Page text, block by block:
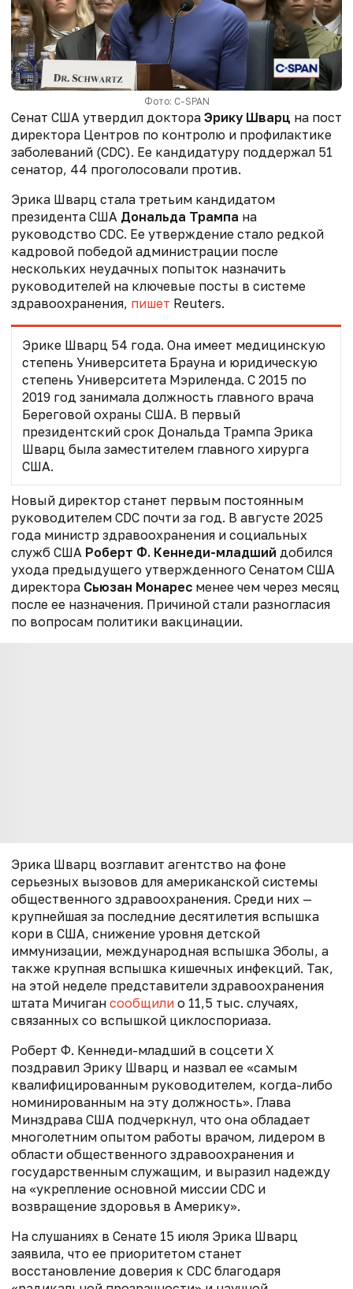
Фото: C-SPAN
Сенат США утвердил доктора Эрику Шварц на пост
директора Центров по контролю и профилактике
заболеваний (CDC). Ее кандидатуру поддержал 51
сенатор, 44 проголосовали против.
Эрика Шварц стала третьим кандидатом
президента США Дональда Трампа на
руководство CDC. Ее утверждение стало редкой
кадровой победой администрации после
нескольких неудачных попыток назначить
руководителей на ключевые посты в системе
здравоохранения, пишет Reuters.
Эрике Шварц 54 года. Она имеет медицинскую
степень Университета Брауна и юридическую
степень Университета Мэриленда. С 2015 по
2019 год занимала должность главного врача
Береговой охраны США. В первый
президентский срок Дональда Трампа Эрика
Шварц была заместителем главного хирурга
США.
Новый директор станет первым постоянным
руководителем CDC почти за год. В августе 2025
года министр здравоохранения и социальных
служб США Роберт Ф. Кеннеди-младший добился
ухода предыдущего утвержденного Сенатом США
директора Сьюзан Монарес менее чем через месяц
после ее назначения. Причиной стали разногласия
по вопросам политики вакцинации.
Эрика Шварц возглавит агентство на фоне
серьезных вызовов для американской системы
общественного здравоохранения. Среди них —
крупнейшая за последние десятилетия вспышка
кори в США, снижение уровня детской
иммунизации, международная вспышка Эболы, а
также крупная вспышка кишечных инфекций. Так,
на этой неделе представители здравоохранения
штата Мичиган сообщили о 11,5 тыс. случаях,
связанных со вспышкой циклоспориаза.
Роберт Ф. Кеннеди-младший в соцсети Х
поздравил Эрику Шварц и назвал ее «самым
квалифицированным руководителем, когда-либо
номинированным на эту должность». Глава
Минздрава США подчеркнул, что она обладает
многолетним опытом работы врачом, лидером в
области общественного здравоохранения и
государственным служащим, и выразил надежду
на «укрепление основной миссии CDC и
возвращение здоровья в Америку».
На слушаниях в Сенате 15 июля Эрика Шварц
заявила, что ее приоритетом станет
восстановление доверия к CDC благодаря